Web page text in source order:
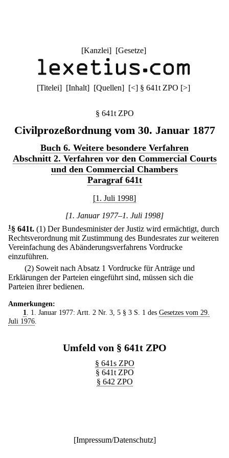
[Kanzlei] [Gesetze]
[Titelei] [Inhalt] [Quellen] [<] § 641t ZPO [>]
§ 641t ZPO
Civilprozeßordnung vom 30. Januar 1877
Buch 6. Weitere besondere Verfahren
Abschnitt 2. Verfahren vor den Commercial Courts
und den Commercial Chambers
Paragraf 641t
[1. Juli 1998]
[1. Januar 1977–1. Juli 1998]
1 § 641t. (1) Der Bundesminister der Justiz wird ermächtigt, durch
Rechtsverordnung mit Zustimmung des Bundesrates zur weiteren
Vereinfachung des Abänderungsverfahrens Vordrucke
einzuführen.
(2) Soweit nach Absatz 1 Vordrucke für Anträge und
Erklärungen der Parteien eingeführt sind, müssen sich die
Parteien ihrer bedienen.
Anmerkungen:
1. 1. Januar 1977: Artt. 2 Nr. 3, 5 § 3 S. 1 des Gesetzes vom 29.
Juli 1976.
Umfeld von § 641t ZPO
§ 641s ZPO
§ 641t ZPO
§ 642 ZPO
[Impressum/Datenschutz]